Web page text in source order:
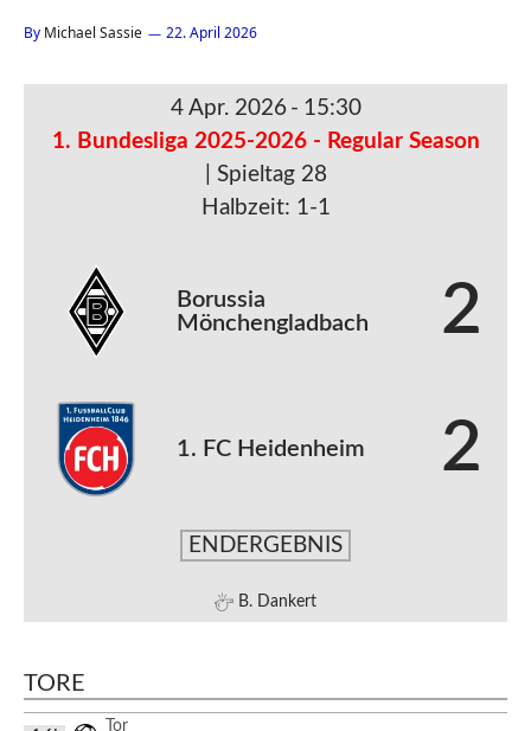
By Michael Sassie 22. April 2026
4 Apr. 2026 - 15:30
1. Bundesliga 2025-2026 - Regular Season
| Spieltag 28
Halbzeit: 1-1
Borussia
Mönchengladbach
2
1. FC Heidenheim 2
ENDERGEBNIS
B. Dankert
TORE
Tor